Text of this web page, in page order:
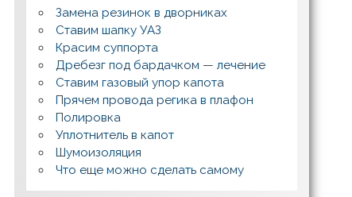
Замена резинок в дворниках
Ставим шапку УАЗ
Красим суппорта
Дребезг под бардачком — лечение
Ставим газовый упор капота
Прячем провода регика в плафон
Полировка
Уплотнитель в капот
Шумоизоляция
Что еще можно сделать самому